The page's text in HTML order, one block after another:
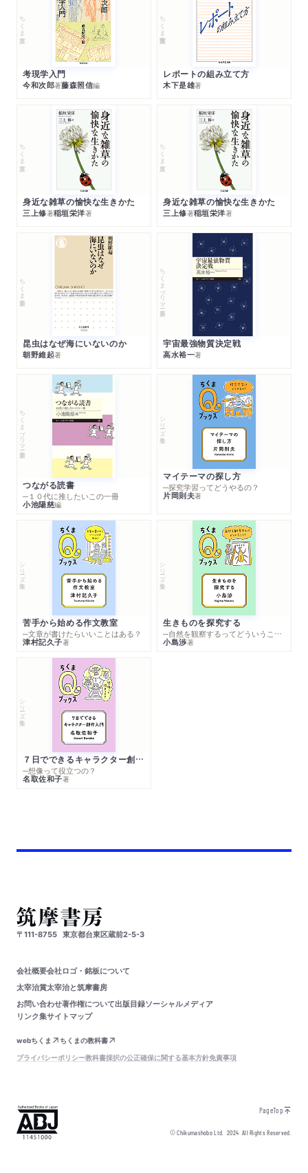
ちくま文庫
考現学入門
今和次郎著藤森照信編
ちくま学芸文庫
レポートの組み立て方
木下是雄著
ちくま文庫
身近な雑草の愉快な生きかた
三上修著稲垣栄洋著
ちくま文庫
身近な雑草の愉快な生きかた
三上修著稲垣栄洋著
ちくま新書
昆虫はなぜ海にいないのか
朝野維起著
ちくまプリマー新書
宇宙最強物質決定戦
高水裕一著
ちくまプリマー新書
つながる読書
─１０代に推したいこの一冊
小池陽慈編
シリーズ・全集
マイテーマの探し方
─探究学習ってどうやるの？
片岡則夫著
シリーズ・全集
苦手から始める作文教室
─文章が書けたらいいことはある？
津村記久子著
シリーズ・全集
生きものを探究する
─自然を観察するってどういうこと？
小島渉著
シリーズ・全集
７日でできるキャラクター創作入門
─想像って役立つの？
名取佐和子著
〒111-8755 東京都台東区蔵前2-5-3
会社概要会社ロゴ・銘板について
太宰治賞太宰治と筑摩書房
お問い合わせ著作権について出版目録ソーシャルメディア
リンク集サイトマップ
webちくま
ちくまの教科書
プライバシーポリシー教科書採択の公正確保に関する基本方針免責事項
PageTop
© Chikumashobo Ltd.2024 All Rights Reserved.